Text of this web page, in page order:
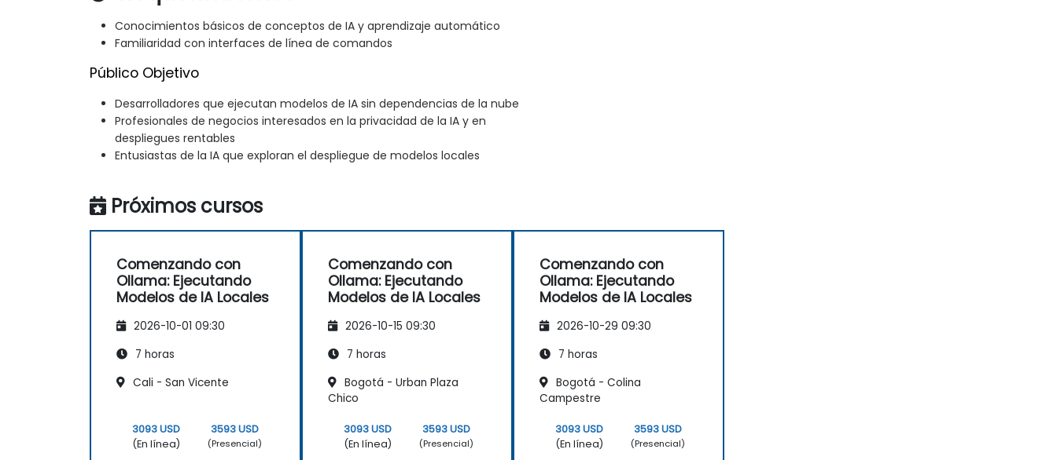
Conocimientos básicos de conceptos de IA y aprendizaje automático
Familiaridad con interfaces de línea de comandos
Público Objetivo
Desarrolladores que ejecutan modelos de IA sin dependencias de la nube
Profesionales de negocios interesados en la privacidad de la IA y en
despliegues rentables
Entusiastas de la IA que exploran el despliegue de modelos locales
Próximos cursos
Comenzando con
Ollama: Ejecutando
Modelos de IA Locales
2026-10-01 09:30
7 horas
Cali - San Vicente
3093 USD
(En línea)
3593 USD
(Presencial)
Comenzando con
Ollama: Ejecutando
Modelos de IA Locales
2026-10-15 09:30
7 horas
Bogotá - Urban Plaza
Chico
3093 USD
(En línea)
3593 USD
(Presencial)
Comenzando con
Ollama: Ejecutando
Modelos de IA Locales
2026-10-29 09:30
7 horas
Bogotá - Colina
Campestre
3093 USD
(En línea)
3593 USD
(Presencial)